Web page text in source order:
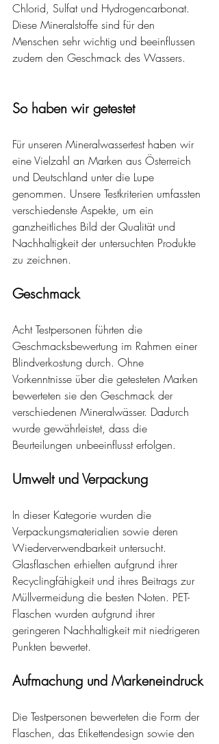
Chlorid, Sulfat und Hydrogencarbonat.
Diese Mineralstoffe sind für den
Menschen sehr wichtig und beeinflussen
zudem den Geschmack des Wassers.
So haben wir getestet
Für unseren Mineralwassertest haben wir
eine Vielzahl an Marken aus Österreich
und Deutschland unter die Lupe
genommen. Unsere Testkriterien umfassten
verschiedenste Aspekte, um ein
ganzheitliches Bild der Qualität und
Nachhaltigkeit der untersuchten Produkte
zu zeichnen.
Geschmack
Acht Testpersonen führten die
Geschmacksbewertung im Rahmen einer
Blindverkostung durch. Ohne
Vorkenntnisse über die getesteten Marken
bewerteten sie den Geschmack der
verschiedenen Mineralwässer. Dadurch
wurde gewährleistet, dass die
Beurteilungen unbeeinflusst erfolgen.
Umwelt und Verpackung
In dieser Kategorie wurden die
Verpackungsmaterialien sowie deren
Wiederverwendbarkeit untersucht.
Glasflaschen erhielten aufgrund ihrer
Recyclingfähigkeit und ihres Beitrags zur
Müllvermeidung die besten Noten. PET-
Flaschen wurden aufgrund ihrer
geringeren Nachhaltigkeit mit niedrigeren
Punkten bewertet.
Aufmachung und Markeneindruck
Die Testpersonen bewerteten die Form der
Flaschen, das Etikettendesign sowie den